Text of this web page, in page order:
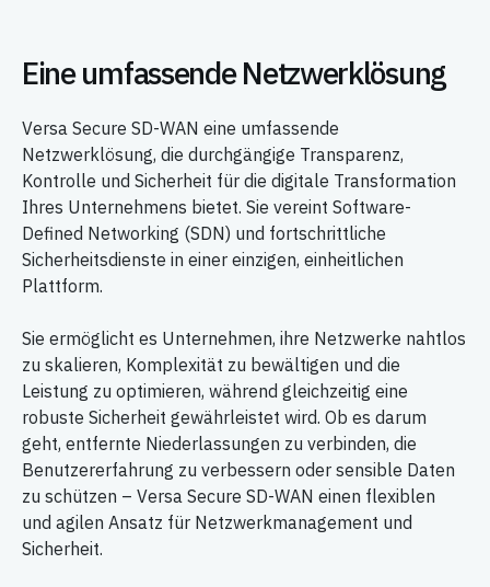
Eine umfassende Netzwerklösung
Versa Secure SD-WAN eine umfassende
Netzwerklösung, die durchgängige Transparenz,
Kontrolle und Sicherheit für die digitale Transformation
Ihres Unternehmens bietet. Sie vereint Software-
Defined Networking (SDN) und fortschrittliche
Sicherheitsdienste in einer einzigen, einheitlichen
Plattform.
Sie ermöglicht es Unternehmen, ihre Netzwerke nahtlos
zu skalieren, Komplexität zu bewältigen und die
Leistung zu optimieren, während gleichzeitig eine
robuste Sicherheit gewährleistet wird. Ob es darum
geht, entfernte Niederlassungen zu verbinden, die
Benutzererfahrung zu verbessern oder sensible Daten
zu schützen – Versa Secure SD-WAN einen flexiblen
und agilen Ansatz für Netzwerkmanagement und
Sicherheit.